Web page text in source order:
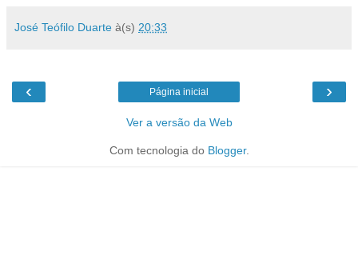
José Teófilo Duarte à(s) 20:33
‹ ›
Página inicial
Ver a versão da Web
Com tecnologia do Blogger.